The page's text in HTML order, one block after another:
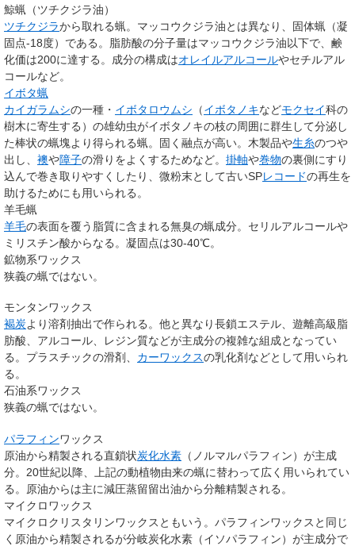
鯨蝋（ツチクジラ油）
ツチクジラから取れる蝋。マッコウクジラ油とは異なり、固体蝋（凝
固点-18度）である。脂肪酸の分子量はマッコウクジラ油以下で、鹸
化価は200に達する。成分の構成はオレイルアルコールやセチルアル
コールなど。
イボタ蝋
カイガラムシの一種・ イボタロウムシ （イボタノキなどモクセイ科の
樹木に寄生する）の雄幼虫がイボタノキの枝の周囲に群生して分泌し
た棒状の蝋塊より得られる蝋。固く融点が高い。木製品や生糸のつや
出し、 襖や障子の滑りをよくするためなど。 掛軸や巻物の裏側にすり
込んで巻き取りやすくしたり、微粉末として古いSPレコードの再生を
助けるためにも用いられる。
羊毛蝋
羊毛の表面を覆う脂質に含まれる無臭の蝋成分。セリルアルコールや
ミリスチン酸からなる。凝固点は30-40℃。
鉱物系ワックス
狭義の蝋ではない。
モンタンワックス
褐炭より溶剤抽出で作られる。他と異なり長鎖エステル、遊離高級脂
肪酸、アルコール、レジン質などが主成分の複雑な組成となってい
る。プラスチックの滑剤、 カーワックスの乳化剤などとして用いられ
る。
石油系ワックス
狭義の蝋ではない。
パラフィンワックス
原油から精製される直鎖状炭化水素 （ノルマルパラフィン）が主成
分。20世紀以降、上記の動植物由来の蝋に替わって広く用いられてい
る。原油からは主に減圧蒸留留出油から分離精製される。
マイクロワックス
マイクロクリスタリンワックスともいう。パラフィンワックスと同じ
く原油から精製されるが分岐炭化水素（イソパラフィン）が主成分で